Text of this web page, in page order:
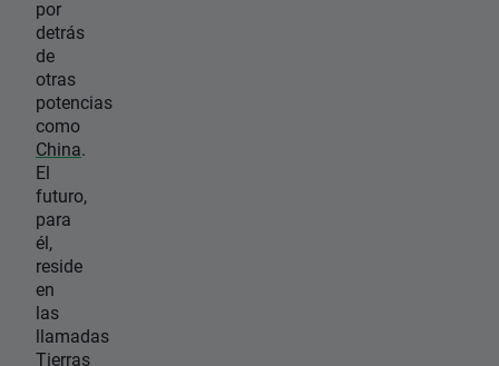
por
detrás
de
otras
potencias
como
China.
El
futuro,
para
él,
reside
en
las
llamadas
Tierras